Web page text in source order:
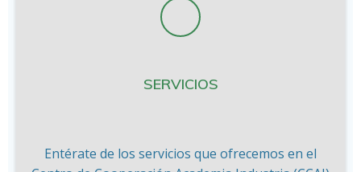
SERVICIOS
Entérate de los servicios que ofrecemos en el